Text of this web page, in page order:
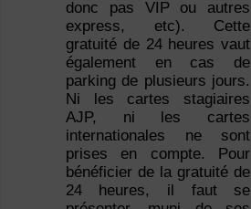
donc pas VIP ou autres
express, etc). Cette
gratuité de 24 heures vaut
également en cas de
parking de plusieurs jours.
Ni les cartes stagiaires
AJP, ni les cartes
internationales ne sont
prises en compte. Pour
bénéficier de la gratuité de
24 heures, il faut se